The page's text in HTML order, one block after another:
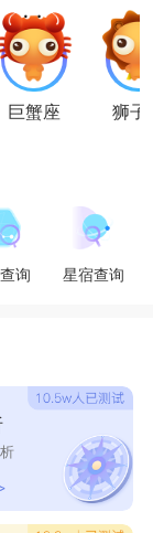
生还是女生，
座男生的注
一下自己的
式，只要你
座男，他们的
草动，就会情
我往，如果只
巨蟹座 狮子
询 星宿查询